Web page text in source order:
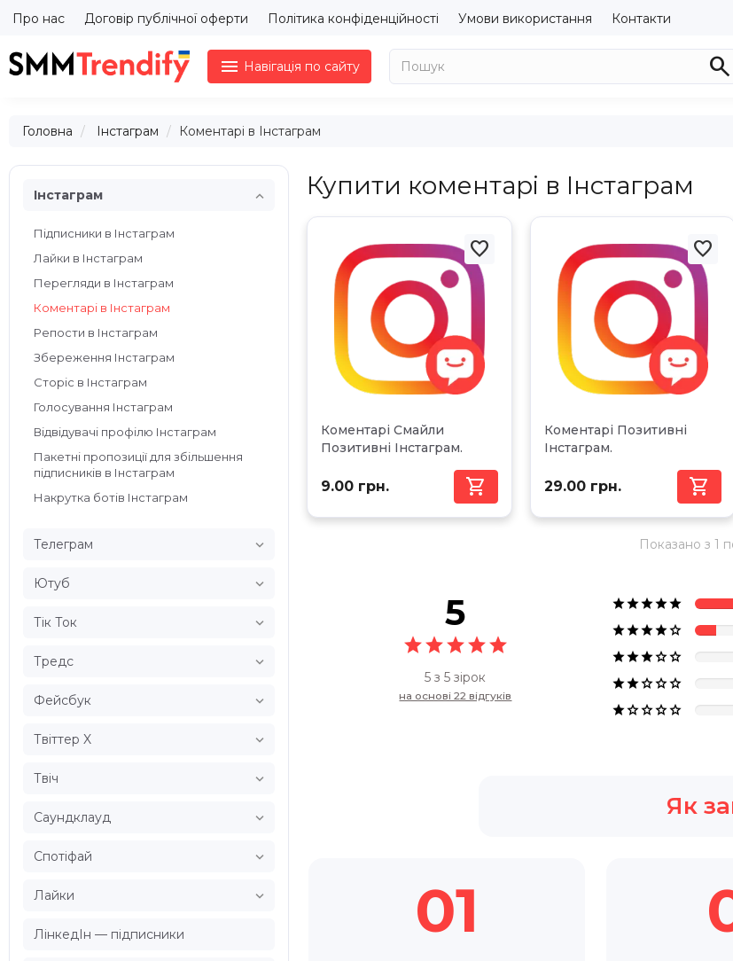
Про нас Договір публічної оферти Політика конфіденційності Умови використання Контакти
 Навігація по сайту 
Головна Інстаграм Коментарі в Інстаграм
Інстаграм 
Підписники в Інстаграм
Лайки в Інстаграм
Перегляди в Інстаграм
Коментарі в Інстаграм
Репости в Інстаграм
Збереження Інстаграм
Сторіс в Інстаграм
Голосування Інстаграм
Відвідувачі профілю Інстаграм
Пакетні пропозиції для збільшення
підписників в Інстаграм
Накрутка ботів Інстаграм
Телеграм 
Ютуб 
Тік Ток 
Тредс 
Фейсбук 
Твіттер X 
Твіч 
Саундклауд 
Спотіфай 
Лайки 
ЛінкедІн — підписники
Купити коментарі в Інстаграм

Коментарі Смайли
Позитивні Інстаграм.
9.00 грн. 

Коментарі Позитивні
Інстаграм.
29.00 грн. 
Показано з 1
5

5 з 5 зірок
на основі 22 відгуків





Як
01